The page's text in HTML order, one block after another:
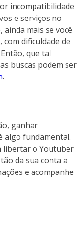
incompatibilidade
e serviços no
mais se você
dificuldade de
Então, que tal
buscas podem ser
.
ganhar
algo fundamental.
libertar o Youtuber
da sua conta a
e acompanhe